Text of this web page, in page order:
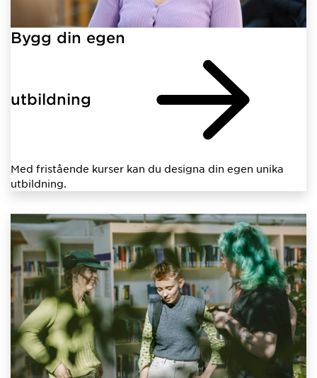
Bygg din egen
utbildning
Med fristående kurser kan du designa din egen unika
utbildning.